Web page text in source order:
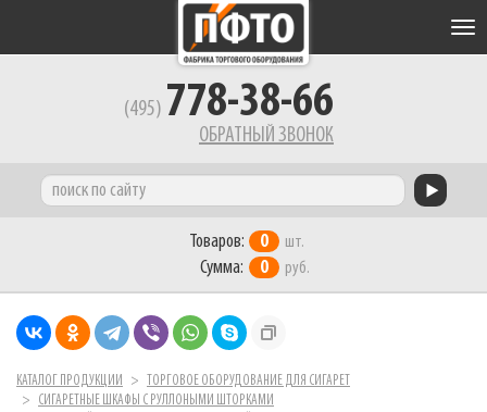
(495) 778-38-66
ОБРАТНЫЙ ЗВОНОК
Товаров: 0 шт.
Сумма: 0 руб.
КАТАЛОГ ПРОДУКЦИИ
ТОРГОВОЕ ОБОРУДОВАНИЕ ДЛЯ СИГАРЕТ
СИГАРЕТНЫЕ ШКАФЫ C РУЛЛОНЫМИ ШТОРКАМИ